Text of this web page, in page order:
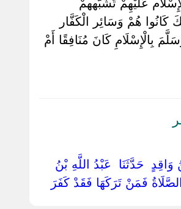
عَلَيْهِمْ تَشَبُّههمْ
هُمْ وَسَائِر الْكَفَّار
بِالْإِسْلَامِ كَانَ مُنَافِقًا أَمْ
‏حَدَّثَنَا ‏ ‏عَبْدُ اللَّهِ بْنُ
فَمَنْ تَرَكَهَا فَقَدْ كَفَرَ